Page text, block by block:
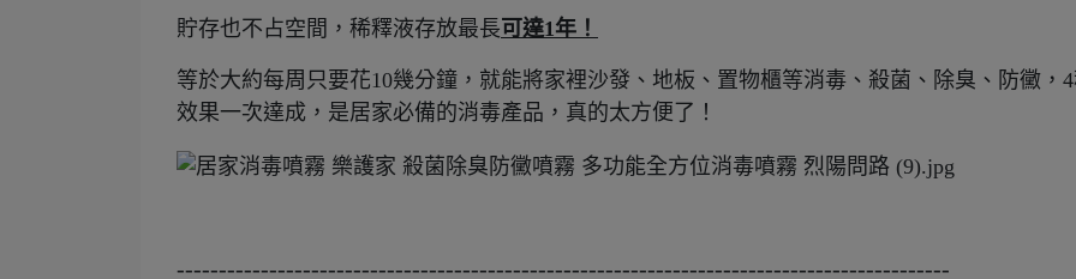
貯存也不占空間，稀釋液存放最長 可達1年！
等於大約每周只要花10幾分鐘，就能將家裡沙發、地板、置物櫃等消毒、殺菌、除臭、防黴，
效果一次達成，是居家必備的消毒產品，真的太方便了！
--------------------------------------------------------------------------------------------